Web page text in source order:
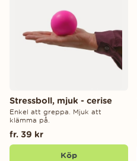
Stressboll, mjuk - cerise
Enkel att greppa. Mjuk att
klämma på.
fr. 39 kr
Köp